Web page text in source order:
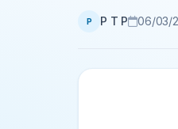
P P T P 06/03/